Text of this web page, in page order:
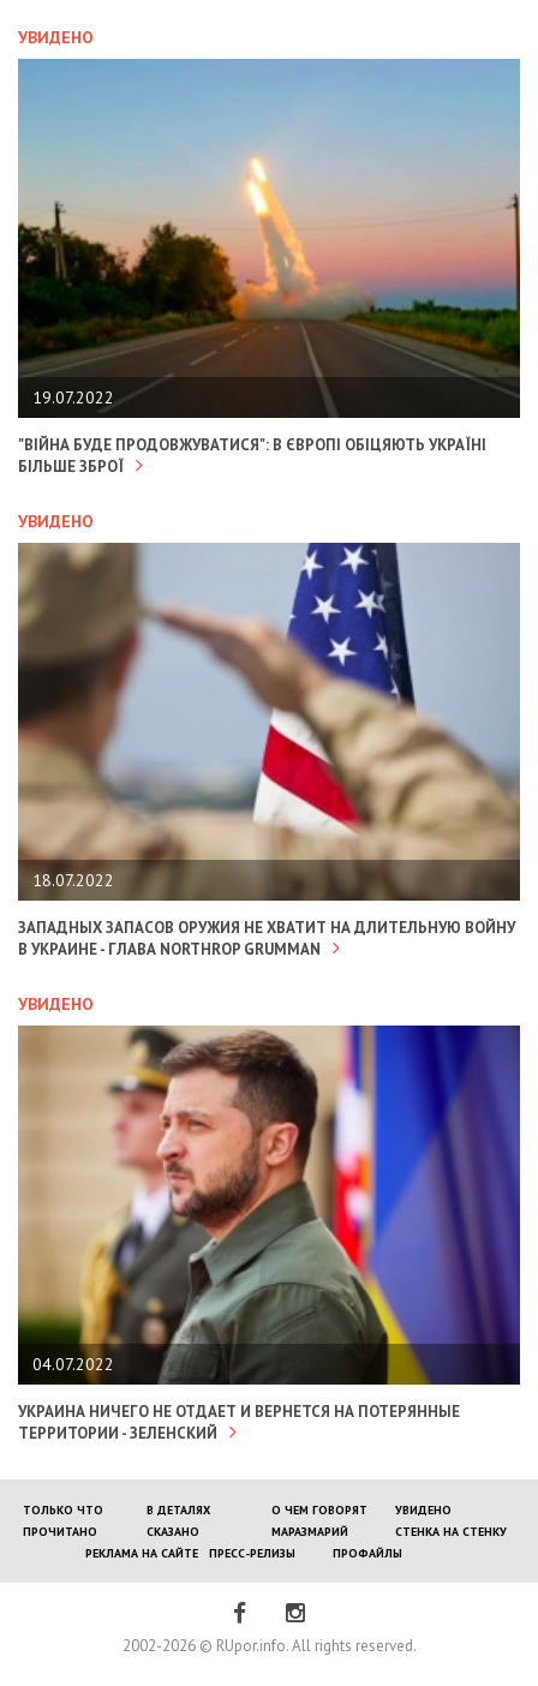
УВИДЕНО
19.07.2022
"ВІЙНА БУДЕ ПРОДОВЖУВАТИСЯ": В ЄВРОПІ ОБІЦЯЮТЬ УКРАЇНІ
БІЛЬШЕ ЗБРОЇ
УВИДЕНО
18.07.2022
ЗАПАДНЫХ ЗАПАСОВ ОРУЖИЯ НЕ ХВАТИТ НА ДЛИТЕЛЬНУЮ ВОЙНУ
В УКРАИНЕ - ГЛАВА NORTHROP GRUMMAN
УВИДЕНО
04.07.2022
УКРАИНА НИЧЕГО НЕ ОТДАЕТ И ВЕРНЕТСЯ НА ПОТЕРЯННЫЕ
ТЕРРИТОРИИ - ЗЕЛЕНСКИЙ
ТОЛЬКО ЧТО В ДЕТАЛЯХ О ЧЕМ ГОВОРЯТ
УВИДЕНО
ПРОЧИТАНО
СКАЗАНО МАРАЗМАРИЙ
СТЕНКА НА СТЕНКУ
РЕКЛАМА НА САЙТЕ
ПРЕСС-РЕЛИЗЫ ПРОФАЙЛЫ
2002-2026 © RUpor.info. All rights reserved.